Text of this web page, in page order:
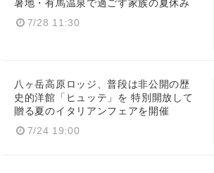
暑地・有馬温泉で過ごす家族の夏休み
7/28 11:30
八ヶ岳高原ロッジ、普段は非公開の歴
史的洋館「ヒュッテ」を 特別開放して
贈る夏のイタリアンフェアを開催
7/24 19:00